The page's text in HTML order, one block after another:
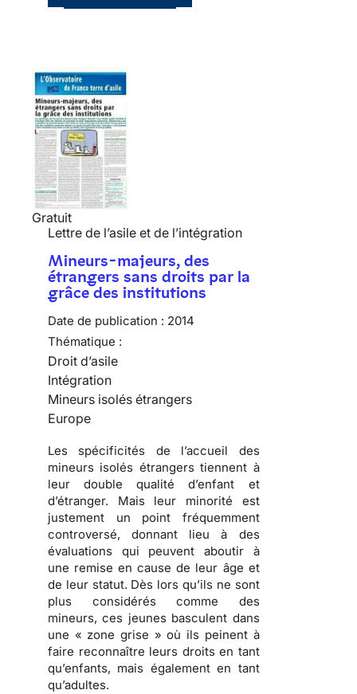
Gratuit
Lettre de l’asile et de l’intégration
Mineurs-majeurs, des
étrangers sans droits par la
grâce des institutions
Date de publication : 2014
Thématique :
Droit d’asile
Intégration
Mineurs isolés étrangers
Europe
Les spécificités de l’accueil des
mineurs isolés étrangers tiennent à
leur double qualité d’enfant et
d’étranger. Mais leur minorité est
justement un point fréquemment
controversé, donnant lieu à des
évaluations qui peuvent aboutir à
une remise en cause de leur âge et
de leur statut. Dès lors qu’ils ne sont
plus considérés comme des
mineurs, ces jeunes basculent dans
une « zone grise » où ils peinent à
faire reconnaître leurs droits en tant
qu’enfants, mais également en tant
qu’adultes.